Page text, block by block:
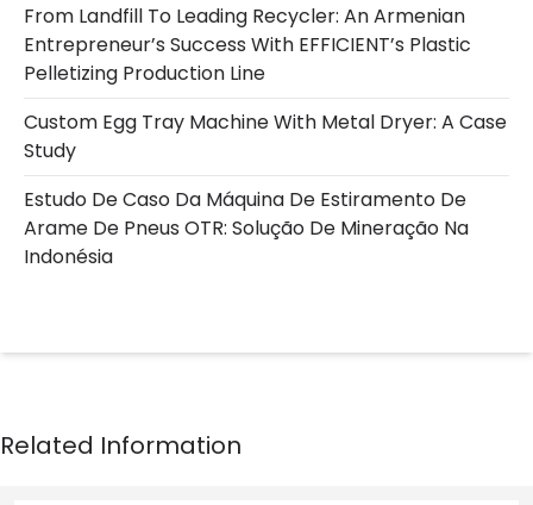
From Landfill To Leading Recycler: An Armenian
Entrepreneur’s Success With EFFICIENT’s Plastic
Pelletizing Production Line
Custom Egg Tray Machine With Metal Dryer: A Case
Study
Estudo De Caso Da Máquina De Estiramento De
Arame De Pneus OTR: Solução De Mineração Na
Indonésia